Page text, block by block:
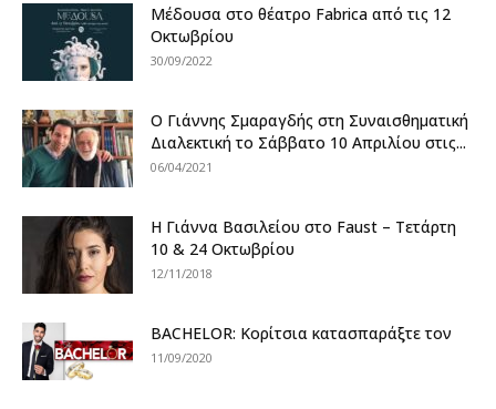
Μέδουσα στο θέατρο Fabrica από τις 12
Οκτωβρίου
30/09/2022
Ο Γιάννης Σμαραγδής στη Συναισθηματική
Διαλεκτική το Σάββατο 10 Απριλίου στις...
06/04/2021
Η Γιάννα Βασιλείου στο Faust – Τετάρτη
10 & 24 Οκτωβρίου
12/11/2018
BACHELOR: Κορίτσια κατασπαράξτε τον
11/09/2020